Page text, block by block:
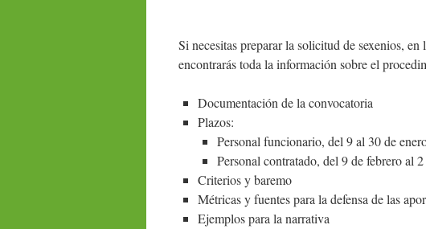
Si necesitas preparar la solicitud de sexenios, en
encontrarás toda la información sobre el
Documentación de la convocatoria
Plazos:
Personal funcionario, del 9 al 30 de
Personal contratado, del 9 de febrero al
Criterios y baremo
Métricas y fuentes para la defensa de las
Ejemplos para la narrativa